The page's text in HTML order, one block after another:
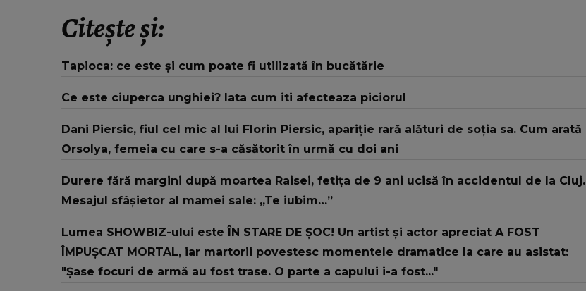
Citește și:
Tapioca: ce este și cum poate fi utilizată în bucătărie
Ce este ciuperca unghiei? Iata cum iti afecteaza piciorul
Dani Piersic, fiul cel mic al lui Florin Piersic, apariție rară alături de soția sa. Cum arată
Orsolya, femeia cu care s-a căsătorit în urmă cu doi ani
Durere fără margini după moartea Raisei, fetița de 9 ani ucisă în accidentul de la Cluj.
Mesajul sfâșietor al mamei sale: „Te iubim…”
Lumea SHOWBIZ-ului este ÎN STARE DE ȘOC! Un artist și actor apreciat A FOST
ÎMPUȘCAT MORTAL, iar martorii povestesc momentele dramatice la care au asistat:
"Șase focuri de armă au fost trase. O parte a capului i-a fost..."